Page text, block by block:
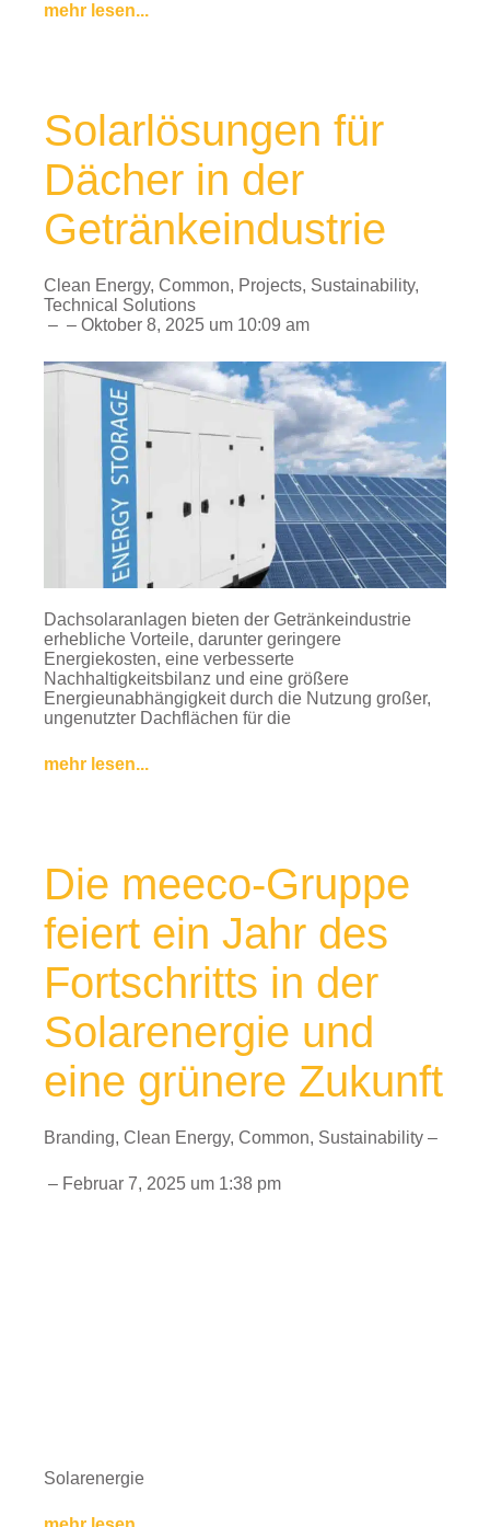
mehr lesen...
Solarlösungen für
Dächer in der
Getränkeindustrie
Clean Energy, Common, Projects, Sustainability,
Technical Solutions
– – Oktober 8, 2025 um 10:09 am
Dachsolaranlagen bieten der Getränkeindustrie
erhebliche Vorteile, darunter geringere
Energiekosten, eine verbesserte
Nachhaltigkeitsbilanz und eine größere
Energieunabhängigkeit durch die Nutzung großer,
ungenutzter Dachflächen für die
mehr lesen...
Die meeco-Gruppe
feiert ein Jahr des
Fortschritts in der
Solarenergie und
eine grünere Zukunft
Branding, Clean Energy, Common, Sustainability –
– Februar 7, 2025 um 1:38 pm
Solarenergie